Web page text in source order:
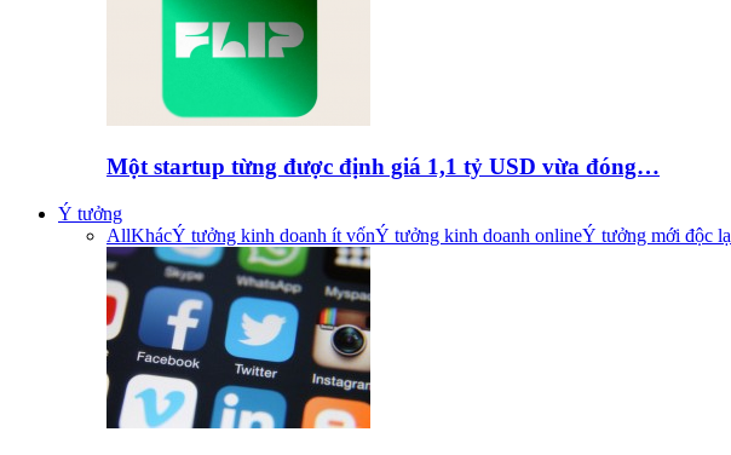
Một startup từng được định giá 1,1 tỷ USD vừa đóng…
Ý tưởng
AllKhácÝ tưởng kinh doanh ít vốnÝ tưởng kinh doanh onlineÝ tưởng mới độc lạ